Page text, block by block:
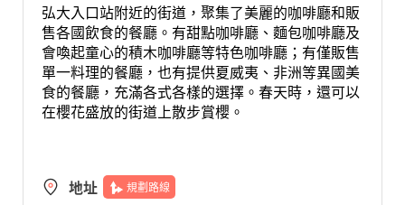
弘大入口站附近的街道，聚集了美麗的咖啡廳和販
售各國飲食的餐廳。有甜點咖啡廳、麵包咖啡廳及
會喚起童心的積木咖啡廳等特色咖啡廳；有僅販售
單一料理的餐廳，也有提供夏威夷、非洲等異國美
食的餐廳，充滿各式各樣的選擇。春天時，還可以
在櫻花盛放的街道上散步賞櫻。
地址 規劃路線